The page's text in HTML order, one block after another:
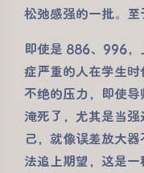
松弛感强的一批。至
即使是 886、996，
症严重的人在学生
不绝的压力，即使
淹死了，尤其是当
己，就像误差放大
法追上期望，这是